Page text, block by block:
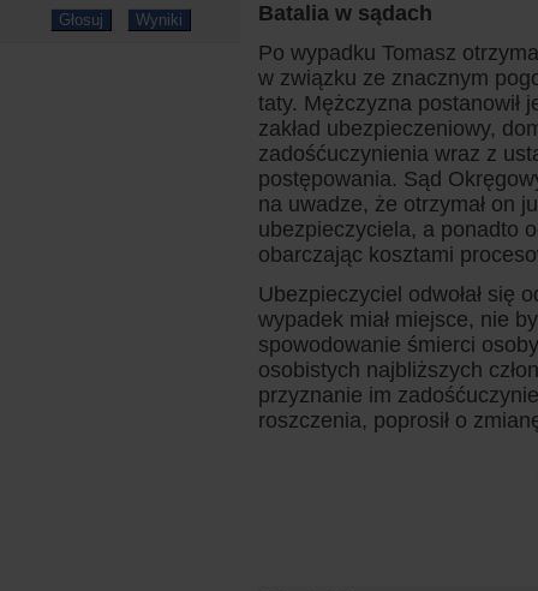
Batalia w sądach
Po wypadku Tomasz
w związku ze znacznym
taty. Mężczyzna postanowił
zakład ubezpieczeniowy,
zadośćuczynienia wraz z
postępowania. Sąd
na uwadze, że otrzymał on
ubezpieczyciela, a ponadto
obarczając kosztami
Ubezpieczyciel odwołał się
wypadek miał miejsce, nie
spowodowanie śmierci
osobistych najbliższych
przyznanie im
roszczenia, poprosił o